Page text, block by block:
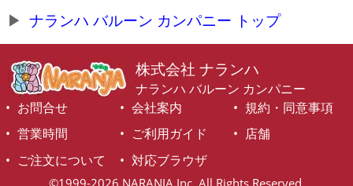
ナランハ バルーン カンパニー トップ
株式会社 ナランハ
ナランハ バルーン カンパニー
お問合せ
会社案内
規約・同意事項
営業時間
ご利用ガイド
店舗
ご注文について
対応ブラウザ